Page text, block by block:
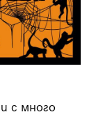
с много